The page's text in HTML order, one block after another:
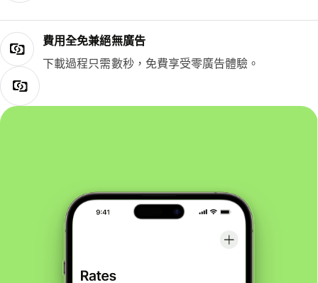
費用全免兼絕無廣告
下載過程只需數秒，免費享受零廣告體驗。